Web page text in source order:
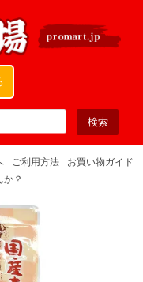
ご利用方法
お買い物ガイド
か？